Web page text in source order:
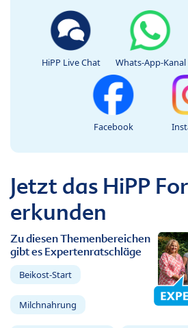
HiPP Live Chat Whats-App-Kanal
Facebook
Jetzt das HiPP
erkunden
Zu diesen Themenbereichen
gibt es Expertenratschläge
Beikost-Start
Milchnahrung